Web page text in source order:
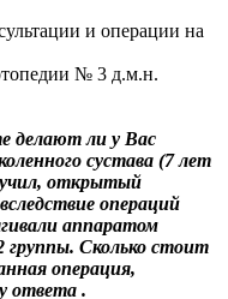
и операции на
№ 3 д.м.н.
делают ли у Вас
сустава (7 лет
открытый
операций
аппаратом
группы. Сколько стоит
операция,
ответа .